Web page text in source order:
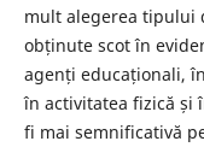
mult alegerea tipului
obținute scot în
agenți educaționali,
în activitatea fizică și
fi mai semnificativă